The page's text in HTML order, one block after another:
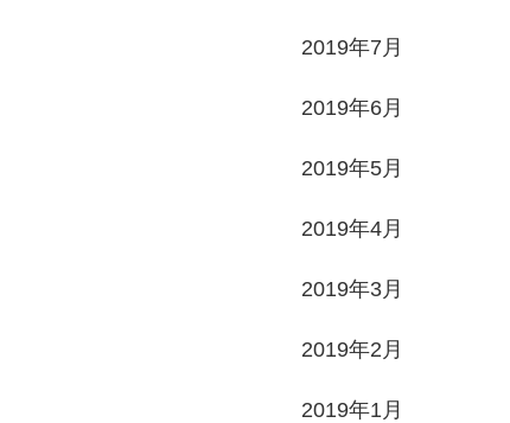
2019年7月
2019年6月
2019年5月
2019年4月
2019年3月
2019年2月
2019年1月